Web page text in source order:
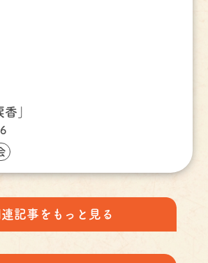
」
連記事をもっと見る